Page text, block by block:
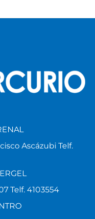
Ascázubi Telf.
Telf. 4103554